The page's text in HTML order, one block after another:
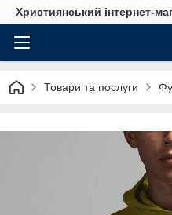
Християнський інтернет-
Товари та послуги